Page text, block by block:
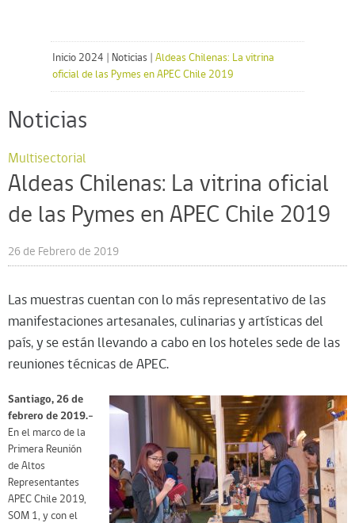
Inicio 2024 Noticias
Aldeas Chilenas: La vitrina
oficial de las Pymes en APEC Chile 2019
Noticias
Multisectorial
Aldeas Chilenas: La vitrina oficial
de las Pymes en APEC Chile 2019
26 de Febrero de 2019
Las muestras cuentan con lo más representativo de las
manifestaciones artesanales, culinarias y artísticas del
país, y se están llevando a cabo en los hoteles sede de las
reuniones técnicas de APEC.
Santiago, 26 de
febrero de 2019.-
En el marco de la
Primera Reunión
de Altos
Representantes
APEC Chile 2019,
SOM 1, y con el